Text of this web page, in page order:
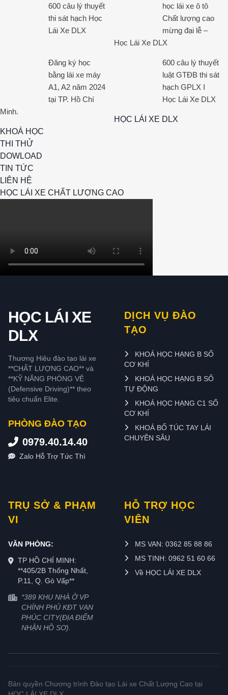
600 câu lý thuyết
thi sát hạch Học
Lái Xe DLX
học lái xe ô tô
Chất lượng cao
mừng đại lễ –
Học Lái Xe DLX
Đăng ký học
bằng lái xe máy
A1, A2 năm 2024
tại TP. Hồ Chí
Minh.
600 câu lý thuyết
luật GTĐB thi sát
hạch GPLX I
Học Lái Xe DLX
HỌC LÁI XE DLX
KHOÁ HỌC
THI THỬ
DOWLOAD
TIN TỨC
LIÊN HỆ
HỌC LÁI XE CHẤT LƯỢNG CAO
HỌC LÁI XE
DLX
Thương Hiệu đào tạo lái xe
**CHẤT LƯỢNG CAO** và
**KỸ NĂNG PHÒNG VỆ
(Defensive Driving)** theo
tiêu chuẩn Elite.
PHÒNG ĐÀO TẠO
0979.40.14.40
Zalo Hỗ Trợ Tức Thì
DỊCH VỤ ĐÀO
TẠO
KHOÁ HỌC HẠNG B SỐ
CƠ KHÍ
KHOÁ HỌC HẠNG B SỐ
TỰ ĐỘNG
KHOÁ HỌC HẠNG C1 SỐ
CƠ KHÍ
KHOÁ BỔ TÚC TAY LÁI
CHUYÊN SÂU
TRỤ SỞ & PHẠM
VI
VĂN PHÒNG:
TP HỒ CHÍ MINH:
**405/2B Thống Nhất,
P.11, Q. Gò Vấp**
*389 KHU NHÀ Ở VP
CHÍNH PHỦ KĐT VẠN
PHÚC CITY(ĐỊA ĐIỂM
NHẬN HỒ SƠ).
HỖ TRỢ HỌC
VIÊN
MS VAN: 0362 85 88 86
MS TINH: 0962 51 60 66
Về HỌC LÁI XE DLX
Bản quyền Chương trình Đào tạo Lái xe Chất Lượng Cao tại